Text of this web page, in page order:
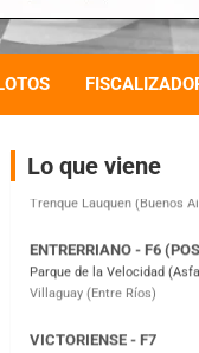
Lo que viene
IAME SERIES
Ramiro Tot (Asfalto)
KDO - F6
Trenque Lauquen (Buenos
ENTRERRIANO - F6
Villaguay (Entre Ríos)
VICTORIENSE - F7
Victoria (Entre Ríos)